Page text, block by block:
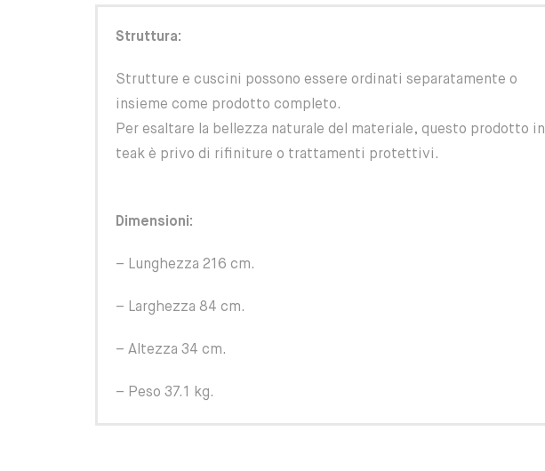
Struttura:
Strutture e cuscini possono essere ordinati separatamente o
insieme come prodotto completo.
Per esaltare la bellezza naturale del materiale, questo prodotto in
teak è privo di rifiniture o trattamenti protettivi.
Dimensioni:
– Lunghezza 216 cm.
– Larghezza 84 cm.
– Altezza 34 cm.
– Peso 37.1 kg.